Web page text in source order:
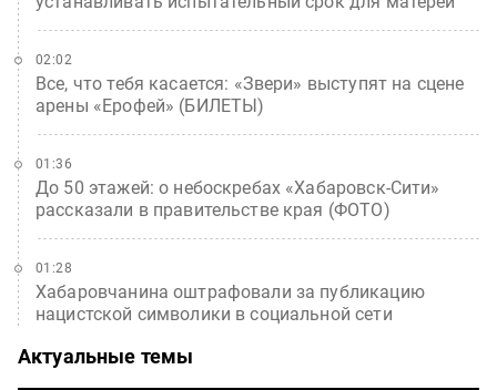
Все, что тебя касается: «Звери» выступят на сцене
арены «Ерофей» (БИЛЕТЫ)
02:02
До 50 этажей: о небоскребах «Хабаровск-Сити»
рассказали в правительстве края (ФОТО)
01:36
Хабаровчанина оштрафовали за публикацию
нацистской символики в социальной сети
01:28
Актуальные темы